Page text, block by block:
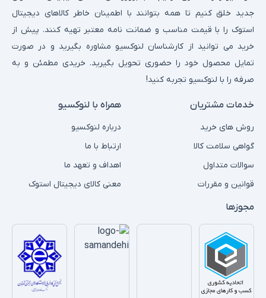
جدید خلق کنیم تا همه بتوانند با اطمینان خاطر کالاهای دیجیتال
استوک را با قیمت مناسب و ضمانت نامه معتبر تهیه کنند. پیش از
خرید می توانید از کارشناسان لنوکسیو مشاوره بگیرید و در صورت
تمایل محصول خود را حضوری تحویل بگیرید. خریدی مطمئن و به
صرفه را با لنوکسیو تجربه کنید!
خدمات مشتریان
روش های خرید
گواهی سلامت کالا
سوالات متداول
قوانین و مقررات
همراه با لنوکسیو
درباره لنوکسیو
ارتباط با ما
اهداف و تعهد ما
معنی کالای دیجیتال استوک
مجوزها